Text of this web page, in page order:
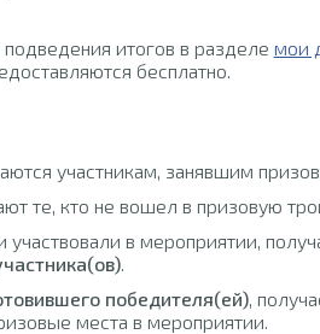
итогов в разделе мои
бесплатно.
участникам, занявшим
те, кто не вошел в призовую
в мероприятии,
.
победителя(ей),
места в мероприятии.